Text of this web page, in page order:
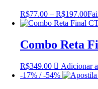
R$77.00 – R$197.00
Combo Reta
R$349.00
Adicionar
-17% / -54%